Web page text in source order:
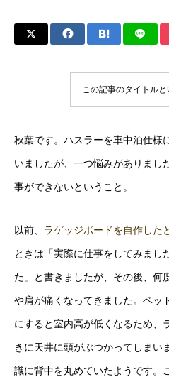
この記事のタイトル
秋葉です。ハスラーを車中泊仕様
いましたが、一つ悩みがありまし
事ができないということ。
以前、 ラゲッジボードを自作した
ときは「実際に仕事をしてみまし
た」と書きましたが、その後、何
や肩が痛くなってきました。ベッ
にすると室内高が低くなるため、
きに天井に頭がぶつかってしまい
識に背中を丸めていたようです。